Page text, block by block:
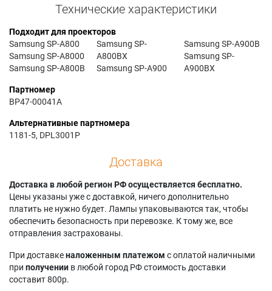
Технические характеристики
Подходит для проекторов
Samsung SP-A800
Samsung SP-A8000
Samsung SP-A800B
Samsung SP-
A800BX
Samsung SP-A900
Samsung SP-A900B
Samsung SP-
A900BX
Партномер
BP47-00041A
Альтернативные партномера
1181-5, DPL3001P
Доставка
Доставка в любой регион РФ осуществляется бесплатно.
Цены указаны уже с доставкой, ничего дополнительно
платить не нужно будет. Лампы упаковываются так, чтобы
обеспечить безопасность при перевозке. К тому же, все
отправления застрахованы.
При доставкеналоженным платежом с оплатой наличными
при получении в любой город РФ стоимость доставки
составит 800р.